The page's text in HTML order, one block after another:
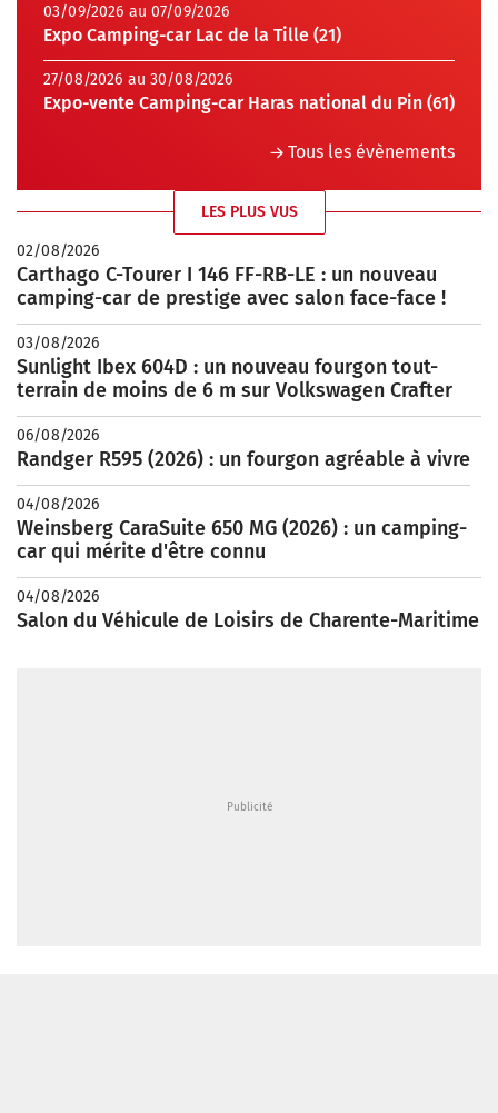
03/09/2026 au 07/09/2026
Expo Camping-car Lac de la Tille (21)
27/08/2026 au 30/08/2026
Expo-vente Camping-car Haras national du Pin (61)
Tous les évènements
LES PLUS VUS
02/08/2026
Carthago C-Tourer I 146 FF-RB-LE : un nouveau
camping-car de prestige avec salon face-face !
03/08/2026
Sunlight Ibex 604D : un nouveau fourgon tout-
terrain de moins de 6 m sur Volkswagen Crafter
06/08/2026
Randger R595 (2026) : un fourgon agréable à vivre
04/08/2026
Weinsberg CaraSuite 650 MG (2026) : un camping-
car qui mérite d'être connu
04/08/2026
Salon du Véhicule de Loisirs de Charente-Maritime